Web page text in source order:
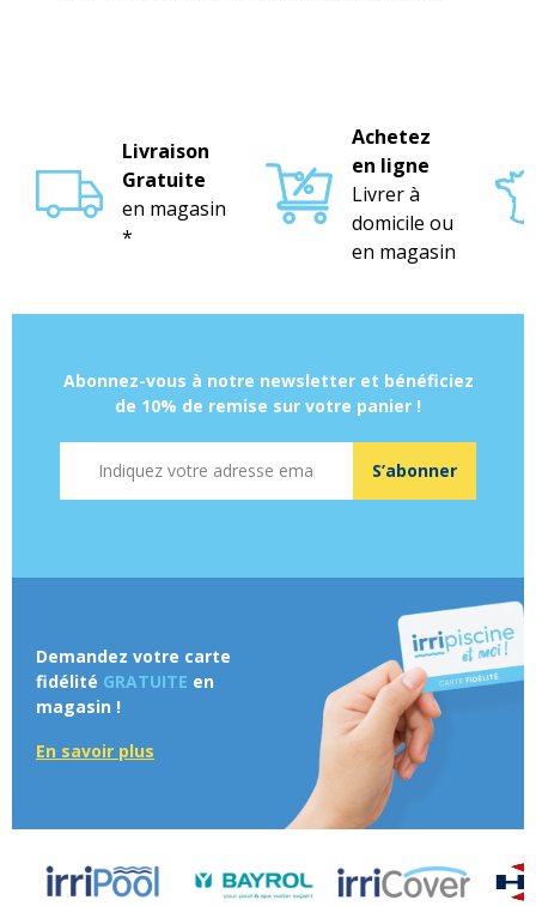
Livraison
Gratuite
en magasin
*
Achetez
en ligne
Livrer à
domicile ou
en magasin
Abonnez-vous à notre newsletter et bénéficiez
de 10% de remise sur votre panier !
S’abonner
Demandez votre carte
fidélité GRATUITE en
magasin !
En savoir plus